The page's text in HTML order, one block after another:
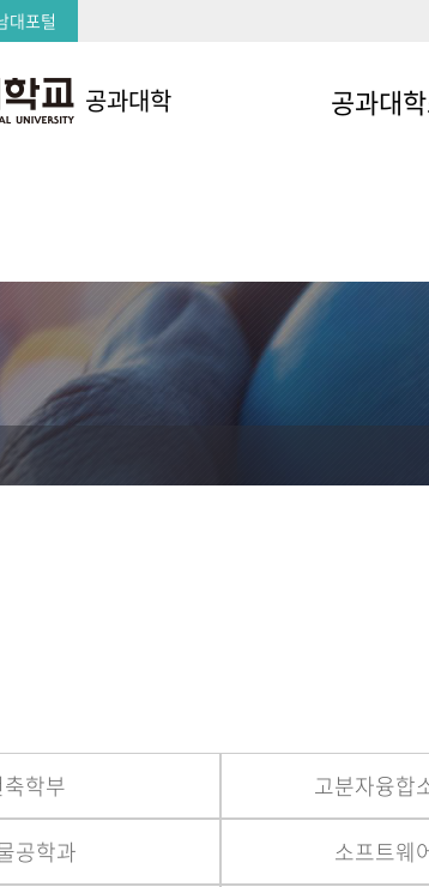
대포털
공과대학 공과대
연혁
역대학장
오시는길
학부 고분자융합
공학과 소프트웨